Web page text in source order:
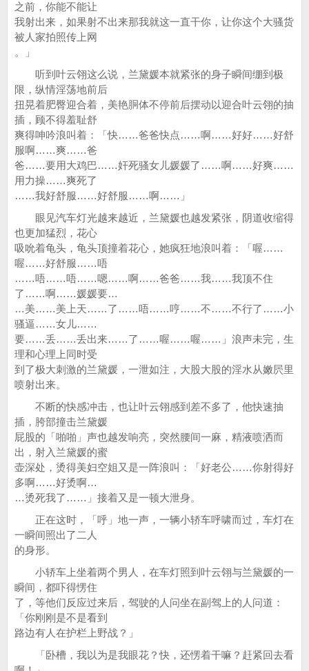
之前，你能不能让
我射出来，如果射不出来那我就这一直干你，让你这个大骚货
被人家拍照传上网
。」
听到叶云翎这么说，兰黛媛本就紧张的身子瞬间绷到极
限，纵情淫荡地前后
扭晃着肥臀迎合着，美艳胴体不停前后摆动以迎合叶云翎的抽
插，顾不得羞耻舒
爽得呻吟浪叫着：「快……爸爸快点……啊……好好……好舒
服啊……爽……爸
爸……要用大鸡巴……奸死骚女儿媛媛了……啊……好爽……
用力操……爽死了
……我好舒服……好舒服……啊……」
眼见汽车灯光越来越近，兰黛媛也越发紧张，阴道收缩得
也更加猛烈，花心
吸吮着龟头，龟头顶撞着花心，她疯狂地浪叫着：「喔……
喔……好舒服……唔
……唔……唔……嗯……啊……爸爸……我……我顶不住
了……啊……媛媛要…
…美……美上天……了……唔……哼……不……不行了……小
骚逼……女儿……
要……丢……丢出来……了……喔……喔……」浪声未完，生
理和心理上同时受
到了极大刺激的兰黛媛，一泄如注，大股大股的淫水从嫩屄里
喷射出来。
不断的快感冲击，也让叶云翎感到差不多了，他快速抽
插，胯部撞击兰黛媛
屁股的「啪啪」声也越发响亮，突然腰间一麻，精液喷洒而
出，射入兰黛媛的蜜
壶深处，烫得美妇空姐又是一阵浪叫：「好老公……你射得好
多啊……好烫啊…
…烫死我了……」接着又是一顿大泄身。
正在这时，「呼」地一声，一辆小轿车呼啸而过，车灯在
一瞬间照出了二人
的身形。
小轿车上坐着两个男人，在车灯照到叶云翎与兰黛媛的一
瞬间，都吓得愣住
了，等他们反应过来后，驾驶的人问坐在副驾上的人问道：
「你刚刚是不是看到
路边有人在护栏上野战？」
「卧槽，我以为是我眼花？快，还愣着干嘛？赶紧回去看